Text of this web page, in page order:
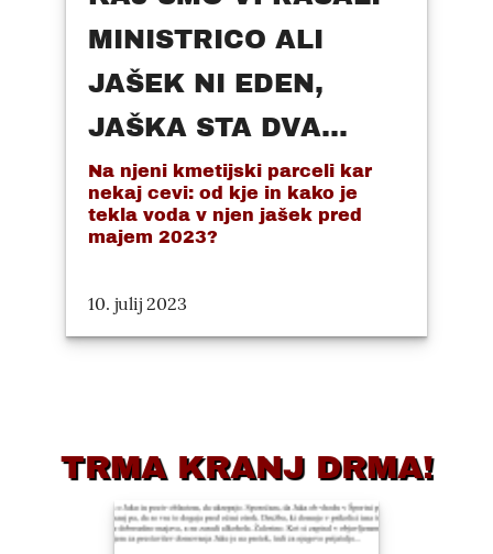
MINISTRICO ALI
JAŠEK NI EDEN,
JAŠKA STA DVA...
Na njeni kmetijski parceli kar
nekaj cevi: od kje in kako je
tekla voda v njen jašek pred
majem 2023?
10. julij 2023
TRMA KRANJ DRMA!